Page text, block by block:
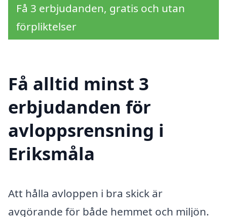
Få 3 erbjudanden, gratis och utan
förpliktelser
Få alltid minst 3
erbjudanden för
avloppsrensning i
Eriksmåla
Att hålla avloppen i bra skick är
avgörande för både hemmet och miljön.